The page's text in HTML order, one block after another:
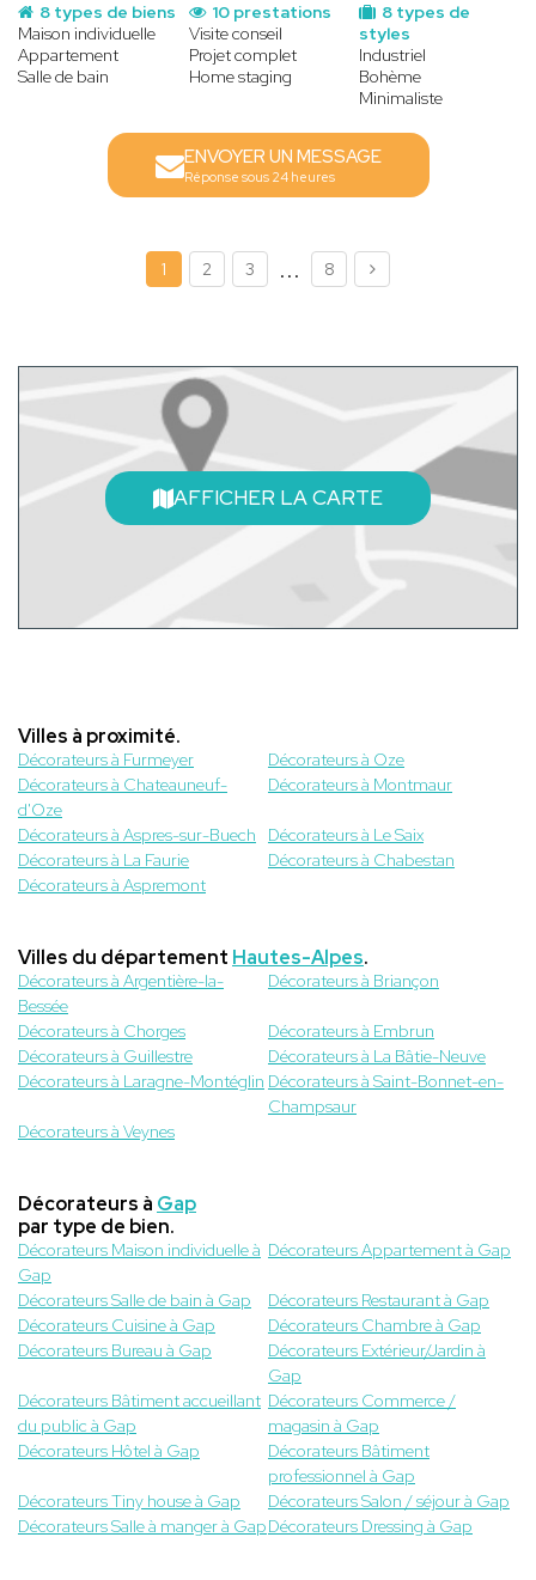
8 types de biens
Maison individuelle
Appartement
Salle de bain
8 types de
styles
Industriel
Bohème
Minimaliste
10 prestations
Visite conseil
Projet complet
Home staging
ENVOYER UN MESSAGE
Réponse sous 24 heures
1 2 3 ... 8
AFFICHER LA CARTE
Villes à proximité.
Décorateurs à Furmeyer
Décorateurs à Oze
Décorateurs à Chateauneuf-
d'Oze
Décorateurs à Montmaur
Décorateurs à Aspres-sur-Buech
Décorateurs à Le Saix
Décorateurs à La Faurie
Décorateurs à Chabestan
Décorateurs à Aspremont
Villes du département Hautes-Alpes.
Décorateurs à Argentière-la-
Bessée
Décorateurs à Briançon
Décorateurs à Chorges
Décorateurs à Embrun
Décorateurs à Guillestre
Décorateurs à La Bâtie-Neuve
Décorateurs à Laragne-Montéglin Décorateurs à Saint-Bonnet-en-
Champsaur
Décorateurs à Veynes
Décorateurs à Gap
par type de bien.
Décorateurs Maison individuelle à
Gap
Décorateurs Appartement à Gap
Décorateurs Salle de bain à Gap
Décorateurs Restaurant à Gap
Décorateurs Cuisine à Gap
Décorateurs Chambre à Gap
Décorateurs Bureau à Gap
Décorateurs Extérieur/Jardin à
Gap
Décorateurs Bâtiment accueillant
du public à Gap
Décorateurs Commerce /
magasin à Gap
Décorateurs Hôtel à Gap
Décorateurs Bâtiment
professionnel à Gap
Décorateurs Tiny house à Gap
Décorateurs Salon / séjour à Gap
Décorateurs Salle à manger à GapDécorateurs Dressing à Gap